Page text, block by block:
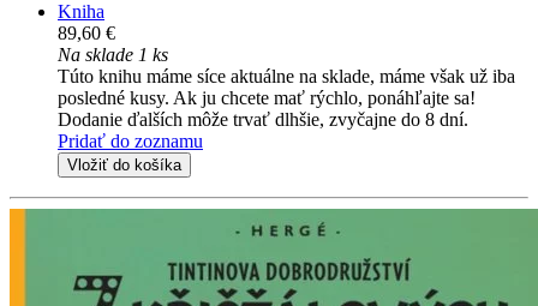
Kniha
89,60 €
Na sklade 1 ks
Túto knihu máme síce aktuálne na sklade, máme však už iba
posledné kusy. Ak ju chcete mať rýchlo, ponáhľajte sa!
Dodanie ďalších môže trvať dlhšie, zvyčajne do 8 dní.
Pridať do zoznamu
Vložiť do košíka